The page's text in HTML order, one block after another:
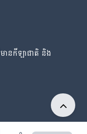
ានកីឡាជាតិ និង